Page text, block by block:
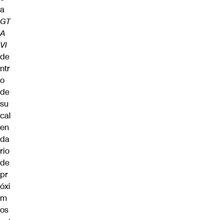
a
GT
A
VI
de
ntr
o
de
su
cal
en
da
rio
de
pr
óxi
m
os